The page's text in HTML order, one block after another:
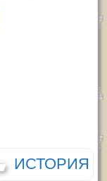
ИСТОРИЯ